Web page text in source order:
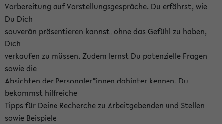
Vorbereitung auf Vorstellungsgespräche. Du erfährst, wie
Du Dich
souverän präsentieren kannst, ohne das Gefühl zu haben,
Dich
verkaufen zu müssen. Zudem lernst Du potenzielle Fragen
sowie die
Absichten der Personaler*innen dahinter kennen. Du
bekommst hilfreiche
Tipps für Deine Recherche zu Arbeitgebenden und Stellen
sowie Beispiele